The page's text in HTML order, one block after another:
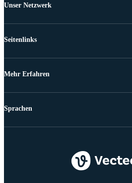
Unser Netzwerk
Seitenlinks
Mehr Erfahren
Sprachen